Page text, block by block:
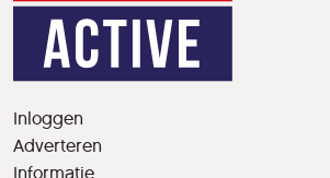
Inloggen
Adverteren
Informatie